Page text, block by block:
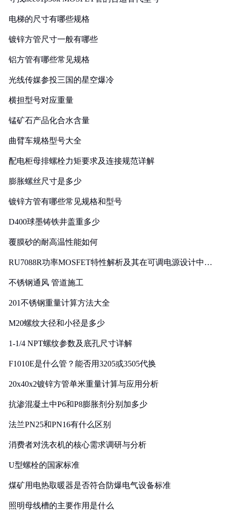
电梯的尺寸有哪些规格
镀锌方管尺寸一般有哪些
铝方管有哪些常见规格
光线传媒参投三国的星空爆冷
横担型号对应重量
锰矿石产品化合水含量
曲臂车规格型号大全
配电柜母排螺栓力矩要求及连接规范详解
膨胀螺丝尺寸是多少
镀锌方管有哪些常见规格和型号
D400球墨铸铁井盖重多少
覆膜砂的耐高温性能如何
RU7088R功率MOSFET特性解析及其在可调电源设计中的
不锈钢通风 管道施工
201不锈钢重量计算方法大全
M20螺纹大径和小径是多少
1-1/4 NPT螺纹参数及底孔尺寸详解
F1010E是什么管？能否用3205或3505代换
20x40x2镀锌方管单米重量计算与应用分析
抗渗混凝土中P6和P8膨胀剂分别加多少
法兰PN25和PN16有什么区别
消费者对洗衣机的核心需求调研与分析
U型螺栓的国家标准
煤矿用电热取暖器是否符合防爆电气设备标准
照明母线槽的主要作用是什么